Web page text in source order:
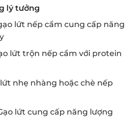
lý tưởng
lứt nếp cẩm cung cấp năng
lứt trộn nếp cẩm với protein
nhẹ nhàng hoặc chè nếp
lứt cung cấp năng lượng